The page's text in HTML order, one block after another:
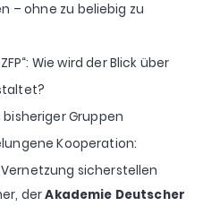
– ohne zu beliebig zu
Wie wird der Blick über
Gruppen
Kooperation:
sicherstellen
derAkademie Deutscher